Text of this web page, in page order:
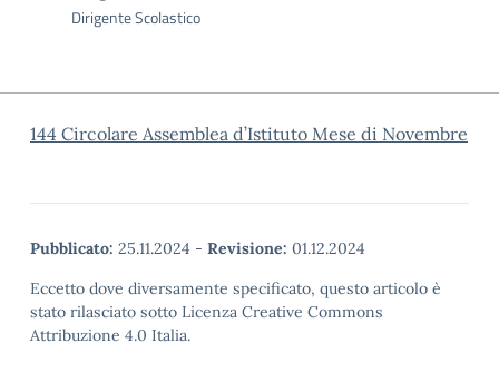
Dirigente Scolastico
144 Circolare Assemblea d’Istituto Mese di Novembre
Pubblicato: 25.11.2024 - Revisione: 01.12.2024
Eccetto dove diversamente specificato, questo articolo è
stato rilasciato sotto Licenza Creative Commons
Attribuzione 4.0 Italia.